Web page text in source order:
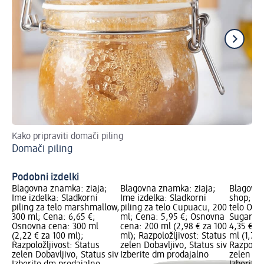
Kako pripraviti domači piling
Domači piling
Podobni izdelki
Blagovna znamka: ziaja;
Ime izdelka: Sladkorni
piling za telo marshmallow,
300 ml; Cena: 6,65 €;
Osnovna cena: 300 ml
(2,22 € za 100 ml);
Razpoložljivost: Status
zelen Dobavljivo, Status siv
Blagovna znamka: ziaja;
Ime izdelka: Sladkorni
piling za telo Cupuacu, 200
ml; Cena: 5,95 €; Osnovna
cena: 200 ml (2,98 € za 100
ml); Razpoložljivost: Status
zelen Dobavljivo, Status siv
Izberite dm prodajalno
shop;
telo
Sugar,
4,35 €;
ml (1,74
zelen